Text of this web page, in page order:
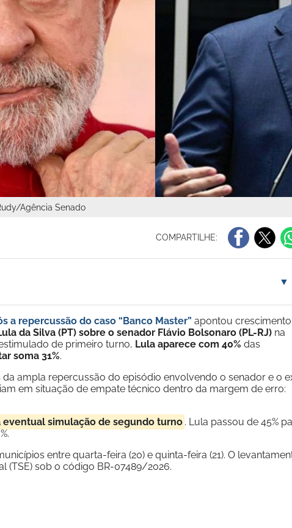
Agência Senado
COMPARTILHE:
▼
a repercussão do caso “Banco Master” apontou crescimento
da Silva (PT) sobre o senador Flávio Bolsonaro (PL-RJ) na
de primeiro turno, Lula aparece com 40% das
soma 31%.
ampla repercussão do episódio envolvendo o senador e o
em situação de empate técnico dentro da margem de erro:
simulação de segundo turno . Lula passou de 45%
entre quarta-feira (20) e quinta-feira (21). O
(TSE) sob o código BR-07489/2026.